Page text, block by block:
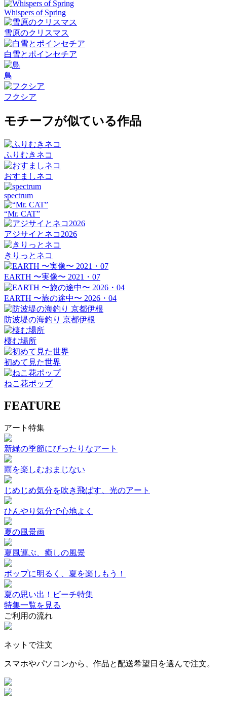
Whispers of Spring
雪原のクリスマス
白雪とポインセチア
鳥
フクシア
モチーフが似ている作品
ふりむきネコ
おすましネコ
spectrum
“Mr. CAT”
アジサイとネコ2026
きりっとネコ
EARTH 〜実像〜 2021・07
EARTH 〜旅の途中〜 2026・04
防波堤の海釣り 京都伊根
棲む場所
初めて見た世界
ねこ花ポップ
FEATURE
アート特集
新緑の季節にぴったりなアート
雨を楽しむおまじない
じめじめ気分を吹き飛ばす、光のアート
ひんやり気分で心地よく
夏の風景画
夏風運ぶ、癒しの風景
ポップに明るく、夏を楽しもう！
夏の思い出！ビーチ特集
特集一覧を見る
ご利用の流れ
ネットで注文
スマホやパソコンから、作品と配送希望日を選んで注文。